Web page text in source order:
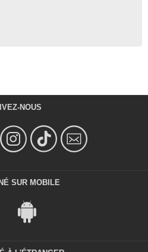
NOUS
SUR MOBILE